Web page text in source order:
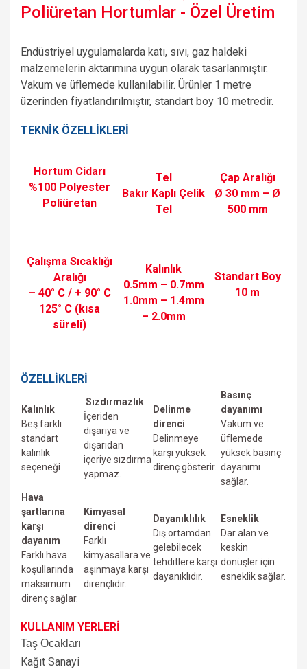
Poliüretan Hortumlar - Özel Üretim
Endüstriyel uygulamalarda katı, sıvı, gaz haldeki
malzemelerin aktarımına uygun olarak tasarlanmıştır.
Vakum ve üflemede kullanılabilir. Ürünler 1 metre
üzerinden fiyatlandırılmıştır, standart boy 10 metredir.
TEKNİK ÖZELLİKLERİ
Hortum Cidarı
%100 Polyester
Poliüretan
Tel
Bakır Kaplı Çelik
Tel
Çap Aralığı
Ø 30 mm – Ø
500 mm
Çalışma Sıcaklığı
Aralığı
– 40° C / + 90° C
125° C (kısa
süreli)
Kalınlık
0.5mm – 0.7mm
1.0mm – 1.4mm
– 2.0mm
Standart Boy
10 m
ÖZELLİKLERİ
Kalınlık
Beş farklı
standart
kalınlık
seçeneği
Sızdırmazlık
İçeriden
dışarıya ve
dışarıdan
içeriye sızdırma
yapmaz.
Delinme
direnci
Delinmeye
karşı yüksek
direnç gösterir.
Basınç
dayanımı
Vakum ve
üfIemede
yüksek basınç
dayanımı
sağlar.
Hava
şartlarına
karşı
dayanım
Farklı hava
koşullarında
maksimum
direnç sağlar.
Kimyasal
direnci
Farklı
kimyasallara ve
aşınmaya karşı
dirençlidir.
Dayanıklılık
Dış ortamdan
gelebilecek
tehditlere karşı
dayanıklıdır.
Esneklik
Dar alan ve
keskin
dönüşler için
esneklik sağlar.
KULLANIM YERLERİ
Taş Ocakları
Kağıt Sanayi